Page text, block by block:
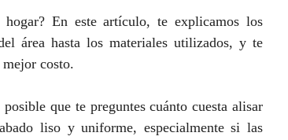
En este artículo, te explicamos los
área hasta los materiales utilizados, y te
costo.
que te preguntes cuánto cuesta alisar
liso y uniforme, especialmente si las